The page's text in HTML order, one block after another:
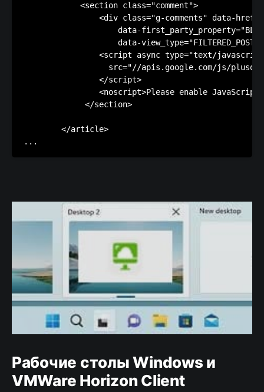
            <section class="comment">
<div class="g-comments" data-
data-
data-
<script async type="text/
src="//apis.google.com/js/
                </script>
<noscript>Please enable
             </section>
        </article>
Рабочие столы Windows и
VMWare Horizon Client